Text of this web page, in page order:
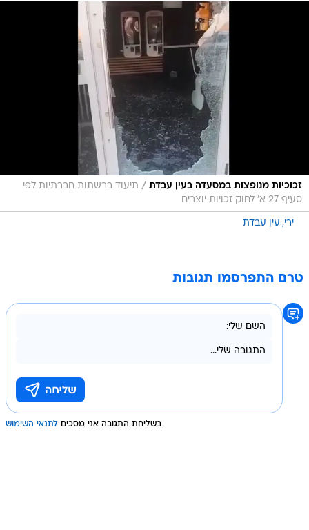
זכוכיות מנופצות במסעדה בעין עבדת / תיעוד ברשתות חברתיות לפי
סעיף 27 א' לחוק זכויות יוצרים
ירי עין עבדת
טרם התפרסמו תגובות
בשליחת התגובה אני מסכים לתנאי השימוש